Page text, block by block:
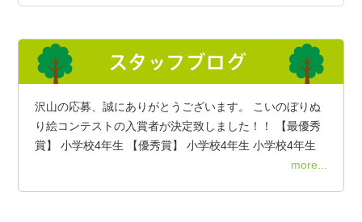
沢山の応募、誠にありがとうございます。 こいのぼりぬ
り絵コンテストの入賞者が決定致しました！！ 【最優秀
賞】 小学校4年生 【優秀賞】 小学校4年生 小学校4年生
more...